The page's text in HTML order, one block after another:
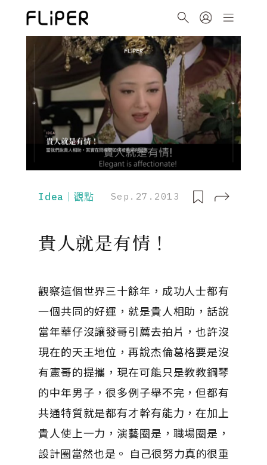
Idea｜觀點 Sep.27.2013
貴人就是有情！
觀察這個世界三十餘年，成功人士都有
一個共同的好運，就是貴人相助，話說
當年華仔沒讓發哥引薦去拍片，也許沒
現在的天王地位，再說杰倫葛格要是沒
有憲哥的提攜，現在可能只是教教鋼琴
的中年男子，很多例子舉不完，但都有
共通特質就是都有才幹有能力，在加上
貴人使上一力，演藝圈是，職場圈是，
設計圈當然也是。 自己很努力真的很重